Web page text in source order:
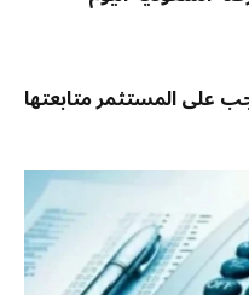
على المستثمر متابعتها